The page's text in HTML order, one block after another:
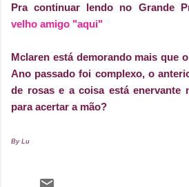
Pra continuar lendo no Grande
velho amigo "aqui"
Mclaren está demorando mais que
Ano passado foi complexo, o
de rosas e a coisa está enervante
para acertar a mão?
By Lu